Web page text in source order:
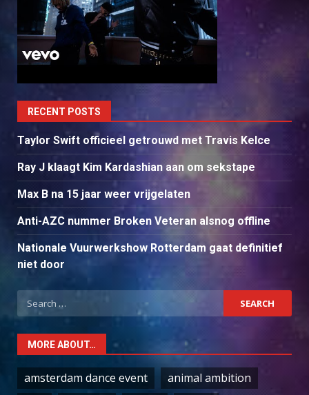
RECENT POSTS
Taylor Swift officieel getrouwd met Travis Kelce
Ray J klaagt Kim Kardashian aan om sekstape
Max B na 15 jaar weer vrijgelaten
Anti-AZC nummer Broken Veteran alsnog offline
Nationale Vuurwerkshow Rotterdam gaat definitief
niet door
Search
for:
MORE ABOUT…
amsterdam dance event
animal ambition